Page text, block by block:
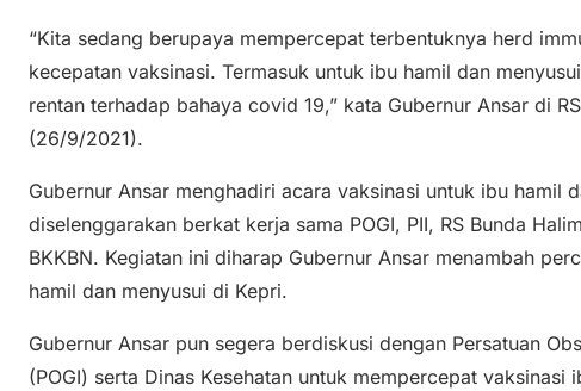
“Kita sedang berupaya mempercepat terbentuknya herd
kecepatan vaksinasi. Termasuk untuk ibu hamil dan
rentan terhadap bahaya covid 19,” kata Gubernur Ansar di
(26/9/2021).
Gubernur Ansar menghadiri acara vaksinasi untuk ibu hamil
diselenggarakan berkat kerja sama POGI, PII, RS Bunda
BKKBN. Kegiatan ini diharap Gubernur Ansar menambah
hamil dan menyusui di Kepri.
Gubernur Ansar pun segera berdiskusi dengan Persatuan
(POGI) serta Dinas Kesehatan untuk mempercepat vaksinasi